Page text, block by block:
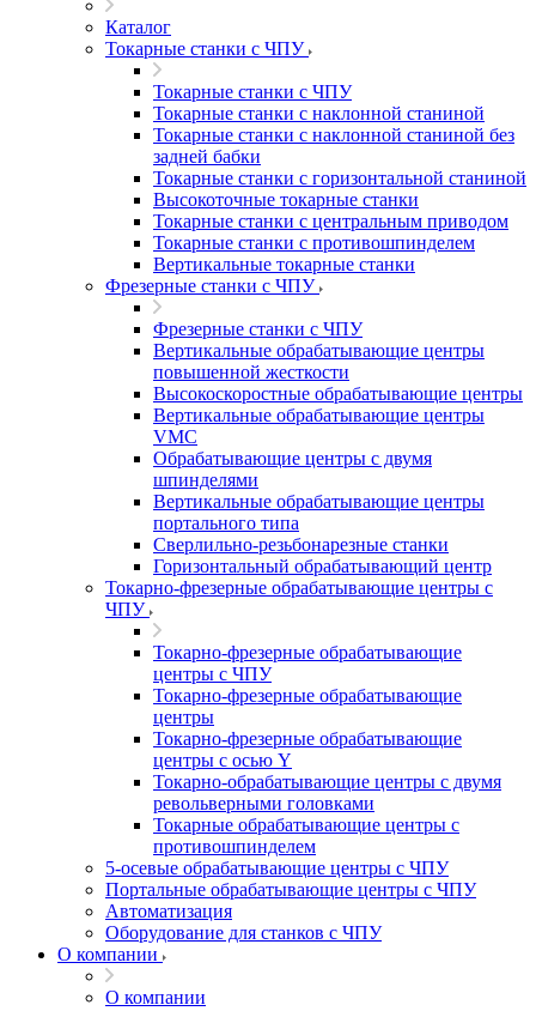
Каталог
Токарные станки с ЧПУ
Токарные станки с ЧПУ
Токарные станки с наклонной станиной
Токарные станки с наклонной станиной без
задней бабки
Токарные станки с горизонтальной станиной
Высокоточные токарные станки
Токарные станки с центральным приводом
Токарные станки с противошпинделем
Вертикальные токарные станки
Фрезерные станки с ЧПУ
Фрезерные станки с ЧПУ
Вертикальные обрабатывающие центры
повышенной жесткости
Высокоскоростные обрабатывающие центры
Вертикальные обрабатывающие центры
VMC
Обрабатывающие центры с двумя
шпинделями
Вертикальные обрабатывающие центры
портального типа
Сверлильно-резьбонарезные станки
Горизонтальный обрабатывающий центр
Токарно-фрезерные обрабатывающие центры с
ЧПУ
Токарно-фрезерные обрабатывающие
центры с ЧПУ
Токарно-фрезерные обрабатывающие
центры
Токарно-фрезерные обрабатывающие
центры с осью Y
Токарно-обрабатывающие центры c двумя
револьверными головками
Токарные обрабатывающие центры с
противошпинделем
5-осевые обрабатывающие центры с ЧПУ
Портальные обрабатывающие центры с ЧПУ
Автоматизация
Оборудование для станков с ЧПУ
О компании
О компании